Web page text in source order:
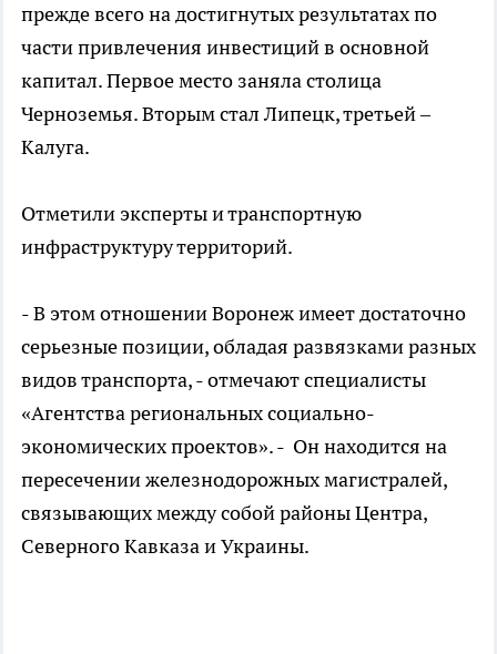
прежде всего на достигнутых результатах по
части привлечения инвестиций в основной
капитал. Первое место заняла столица
Черноземья. Вторым стал Липецк, третьей –
Калуга.
Отметили эксперты и транспортную
инфраструктуру территорий.
- В этом отношении Воронеж имеет достаточно
серьезные позиции, обладая развязками разных
видов транспорта, - отмечают специалисты
«Агентства региональных социально-
экономических проектов». - Он находится на
пересечении железнодорожных магистралей,
связывающих между собой районы Центра,
Северного Кавказа и Украины.